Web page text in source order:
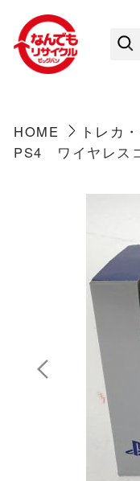
HOME トレカ
PS4 ワイヤレス